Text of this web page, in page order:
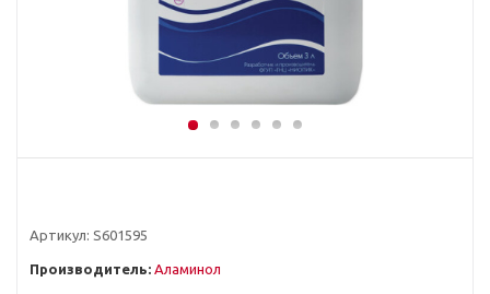
Артикул: S601595
Производитель: Аламинол